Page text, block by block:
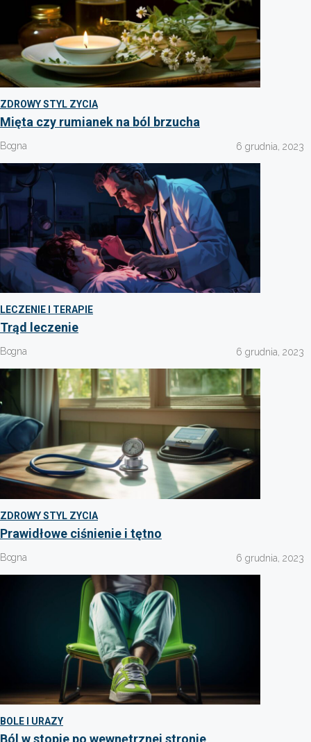
ZDROWY STYL ZYCIA
Mięta czy rumianek na ból brzucha
Bogna 6 grudnia, 2023
LECZENIE I TERAPIE
Trąd leczenie
Bogna 6 grudnia, 2023
ZDROWY STYL ZYCIA
Prawidłowe ciśnienie i tętno
Bogna 6 grudnia, 2023
BOLE I URAZY
Ból w stopie po wewnętrznej stronie